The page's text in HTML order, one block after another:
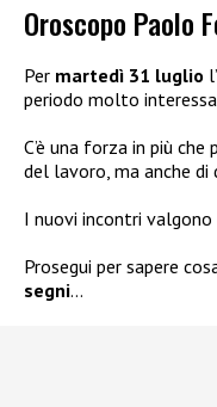
Oroscopo Paolo
Per martedì 31 luglio l’
periodo molto
C’è una forza in più
del lavoro, ma anche di
I nuovi incontri valgono
Prosegui per sapere
segni…